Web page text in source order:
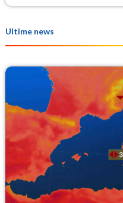
Ultime news